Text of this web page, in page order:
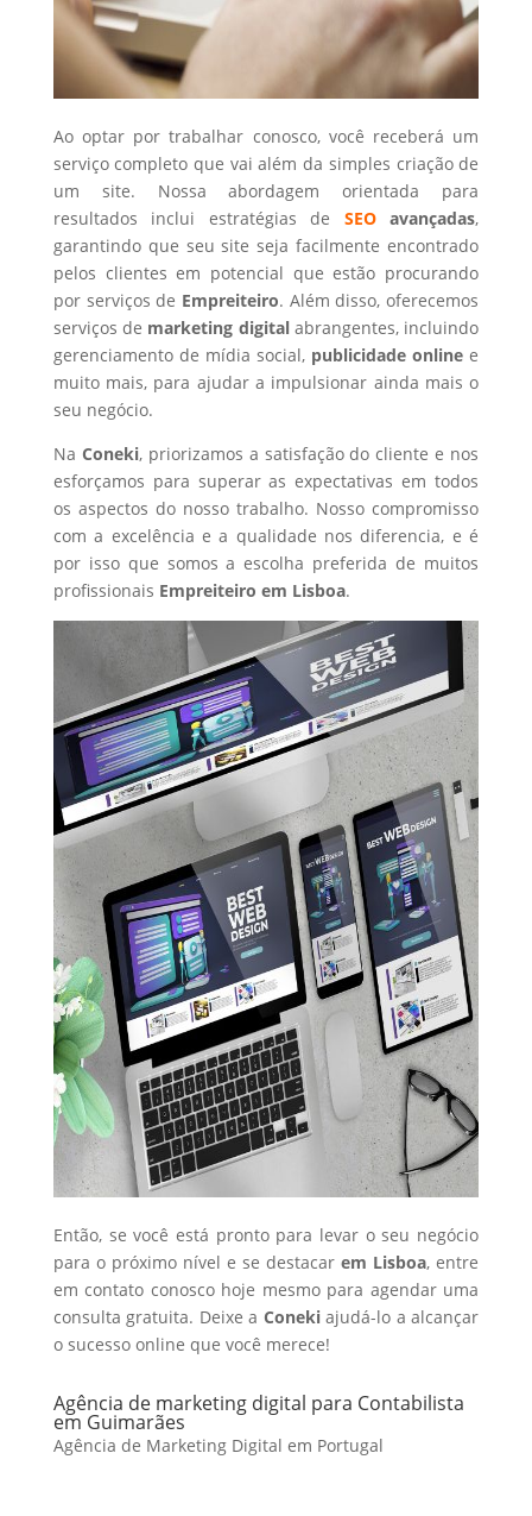
Ao optar por trabalhar conosco, você receberá um
serviço completo que vai além da simples criação de
um site. Nossa abordagem orientada para
resultados inclui estratégias de SEOavançadas,
garantindo que seu site seja facilmente encontrado
pelos clientes em potencial que estão procurando
por serviços de Empreiteiro. Além disso, oferecemos
serviços de marketing digital abrangentes, incluindo
gerenciamento de mídia social, publicidade online e
muito mais, para ajudar a impulsionar ainda mais o
seu negócio.
Na Coneki, priorizamos a satisfação do cliente e nos
esforçamos para superar as expectativas em todos
os aspectos do nosso trabalho. Nosso compromisso
com a excelência e a qualidade nos diferencia, e é
por isso que somos a escolha preferida de muitos
profissionais Empreiteiro em Lisboa.
Então, se você está pronto para levar o seu negócio
para o próximo nível e se destacarem Lisboa, entre
em contato conosco hoje mesmo para agendar uma
consulta gratuita. Deixe a Conekiajudá-lo a alcançar
o sucesso online que você merece!
Agência de marketing digital para Contabilista
em Guimarães
Agência de Marketing Digital em Portugal